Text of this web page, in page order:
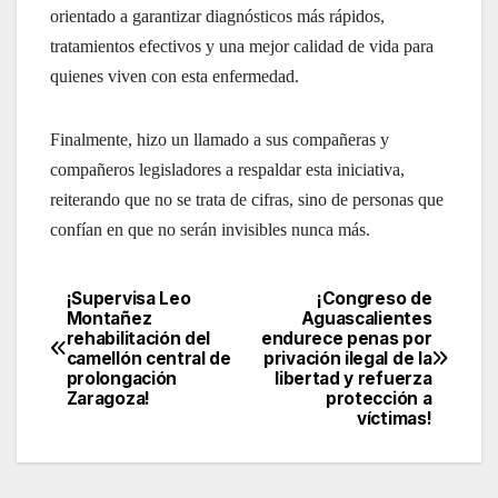
orientado a garantizar diagnósticos más rápidos,
tratamientos efectivos y una mejor calidad de vida para
quienes viven con esta enfermedad.
Finalmente, hizo un llamado a sus compañeras y
compañeros legisladores a respaldar esta iniciativa,
reiterando que no se trata de cifras, sino de personas que
confían en que no serán invisibles nunca más.
Navegación
de
entradas
¡Congreso de
Aguascalientes
endurece penas por
privación ilegal de la
libertad y refuerza
protección a
víctimas!
¡Supervisa Leo
Montañez
rehabilitación del
camellón central de
prolongación
Zaragoza!